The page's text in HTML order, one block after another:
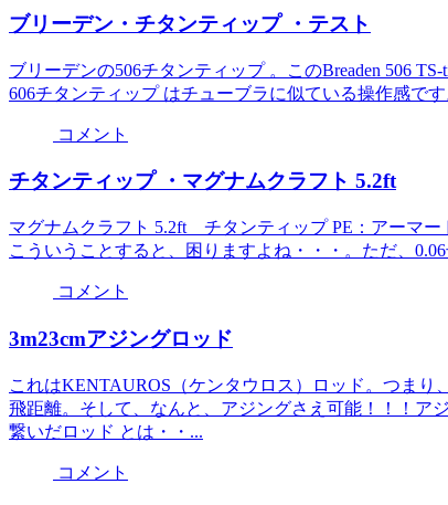
ブリーデン・チタンティップ ・テスト
ブリーデンの506チタンティップ 。このBreaden 506
606チタンティップ はチューブラに似ている操作感で
コメント
チタンティップ ・マグナムクラフト 5.2ft
マグナムクラフト 5.2ft チタンティップ PE：アーマー
こういうことすると、困りますよね・・・。ただ、
コメント
3m23cmアジングロッド
これはKENTAUROS（ケンタウロス）ロッド。つま
飛距離。そして、なんと、アジングさえ可能！！！ア
繋いだロッド とは・・...
コメント